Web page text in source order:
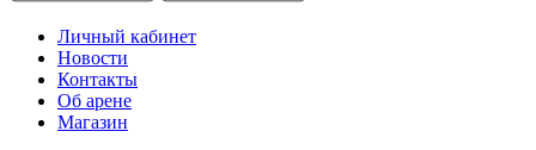
Личный кабинет
Новости
Контакты
Об арене
Магазин